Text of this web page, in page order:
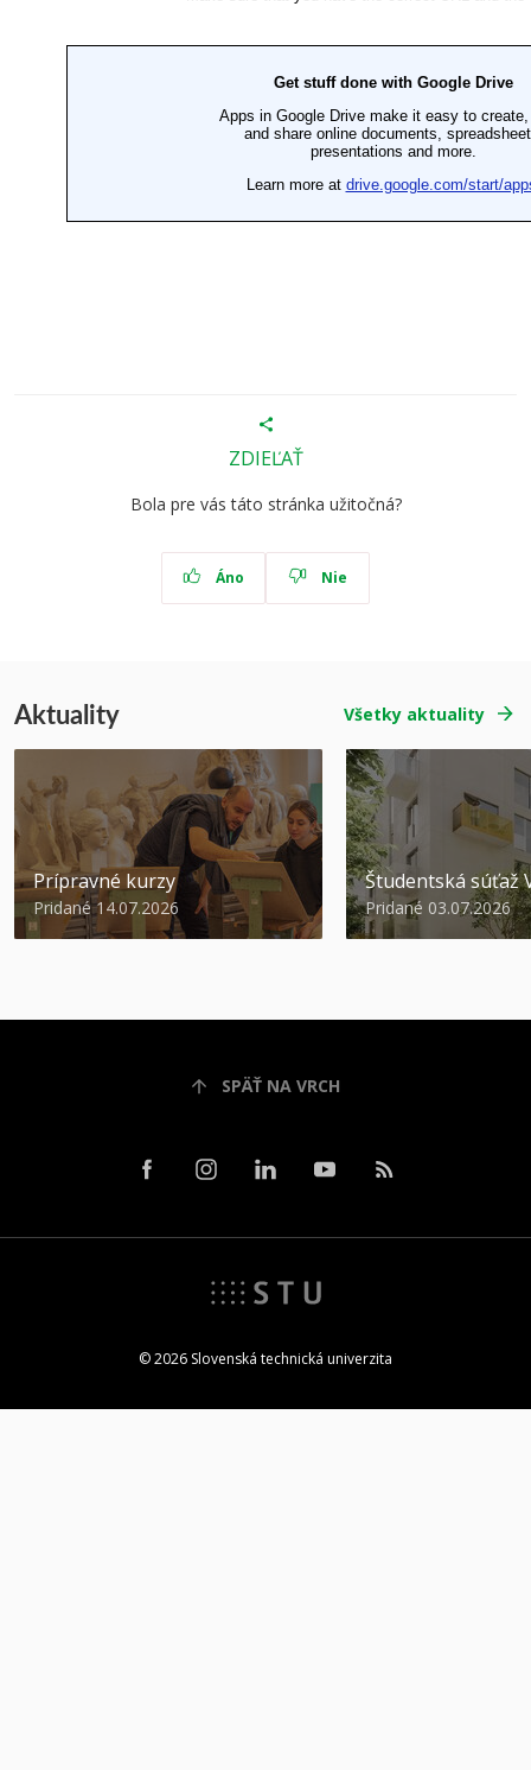
ZDIEĽAŤ
Bola pre vás táto stránka užitočná?
Áno Nie
Aktuality Všetky aktuality
Prípravné kurzy
Pridané 14.07.2026
Študentská súťaž
Pridané 03.07.2026
SPÄŤ NA VRCH
© 2026 Slovenská technická univerzita